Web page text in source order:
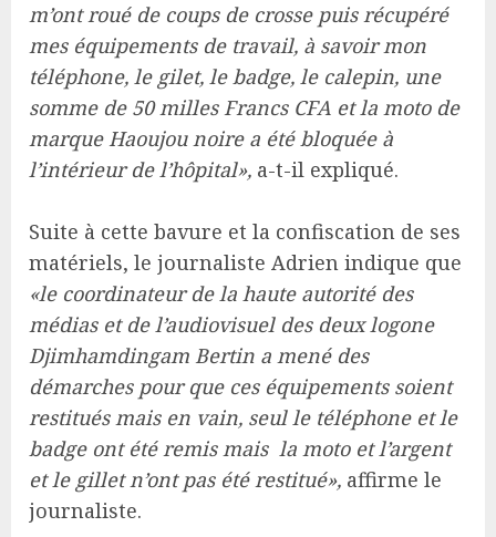
m’ont roué de coups de crosse puis récupéré
mes équipements de travail, à savoir mon
téléphone, le gilet, le badge, le calepin, une
somme de 50 milles Francs CFA et la moto de
marque Haoujou noire a été bloquée à
l’intérieur de l’hôpital», a-t-il expliqué.
Suite à cette bavure et la confiscation de ses
matériels, le journaliste Adrien indique que
«le coordinateur de la haute autorité des
médias et de l’audiovisuel des deux logone
Djimhamdingam Bertin a mené des
démarches pour que ces équipements soient
restitués mais en vain, seul le téléphone et le
badge ont été remis mais la moto et l’argent
et le gillet n’ont pas été restitué», affirme le
journaliste.